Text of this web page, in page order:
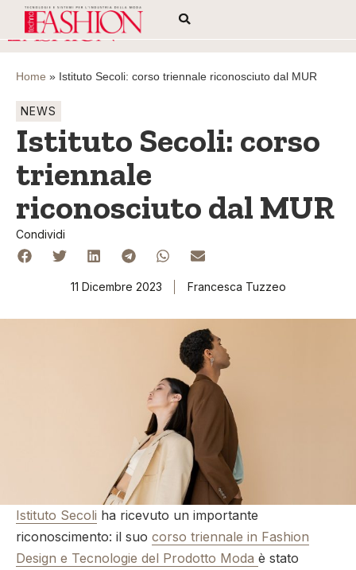
Home » Istituto Secoli: corso triennale riconosciuto dal MUR
NEWS
Istituto Secoli: corso
triennale
riconosciuto dal MUR
Condividi
11 Dicembre 2023 Francesca Tuzzeo
Istituto Secoli ha ricevuto un importante
riconoscimento: il suo corso triennale in Fashion
Design e Tecnologie del Prodotto Moda è stato